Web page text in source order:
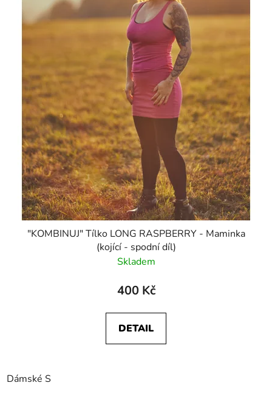
"KOMBINUJ" Tílko LONG RASPBERRY - Maminka
(kojící - spodní díl)
Skladem
400 Kč
DETAIL
Dámské S